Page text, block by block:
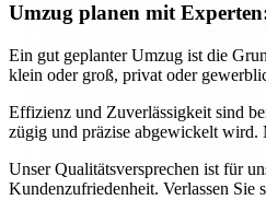
Umzug planen mit
Ein gut geplanter Umzug ist die
klein oder groß, privat oder
Effizienz und Zuverlässigkeit sind
zügig und präzise abgewickelt wird.
Unser Qualitätsversprechen ist für
Kundenzufriedenheit. Verlassen